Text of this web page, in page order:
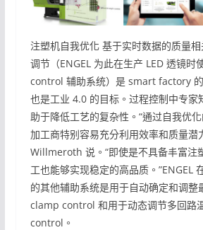
注塑机自我优化 基于实时数据的质量
调节（ENGEL 为此在生产 LED 透镜
control 辅助系统）是 smart factory
也是工业 4.0 的目标。过程控制中专家
助于降低工艺的复杂性。“通过自我优
加工商特别容易充分利用效率和质量潜
Willmeroth 说。“即使是不具备丰富注
工也能够实现稳定的高品质。”ENGEL
的其他辅助系统是用于自动确定和调整
clamp control 和用于动态调节多回路
control。